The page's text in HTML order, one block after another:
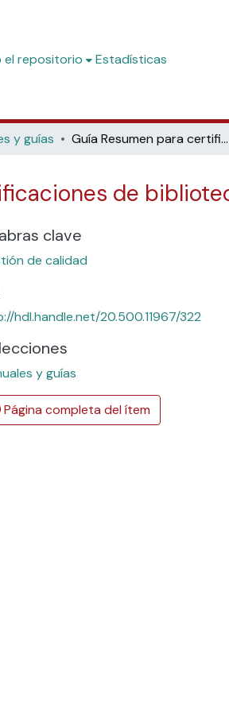
el repositorio Estadísticas
y guías Guía Resumen para certificaciones de bibliotecas
de
clave
de calidad
hdl.handle.net/20.500.11967/322
y guías
Página completa del ítem